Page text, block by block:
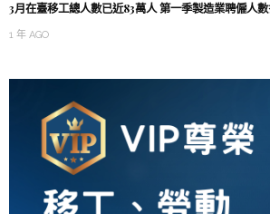
3月在臺移工總人數已近83萬人 第一季製造業聘僱人
1 年 AGO